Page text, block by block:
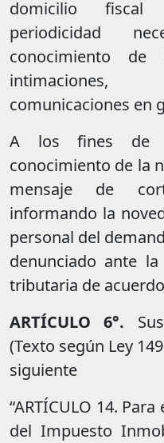
domicilio
periodicidad
conocimiento de
comunicaciones en
A los fines de
conocimiento de la
mensaje de
informando la
personal del
denunciado ante
tributaria de
ARTÍCULO 6°.
(Texto según Ley
siguiente
“ARTÍCULO 14.
del Impuesto